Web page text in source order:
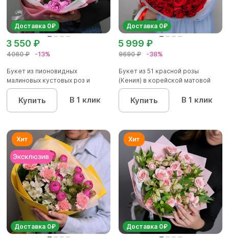
Доставка 0₽
4060 ₽ -13%
3 550 ₽
Букет из пионовидных
малиновых кустовых роз и
альстроме...
Купить В 1 клик
Доставка 0₽
9690 ₽ -38%
5 999 ₽
Букет из 51 красной розы
(Кения) в корейской матовой
уп...
Купить В 1 клик
Доставка 0₽ Доставка 0₽